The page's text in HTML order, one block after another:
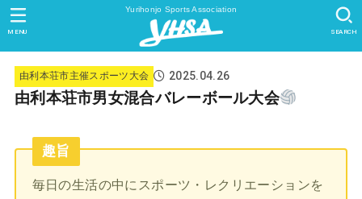
Yurihonjo Sports Association
SEARCH
MENU
由利本荘市主催スポーツ大会 2025.04.26
由利本荘市男女混合バレーボール大会
趣旨
毎日の生活の中にスポーツ・レクリエーションを